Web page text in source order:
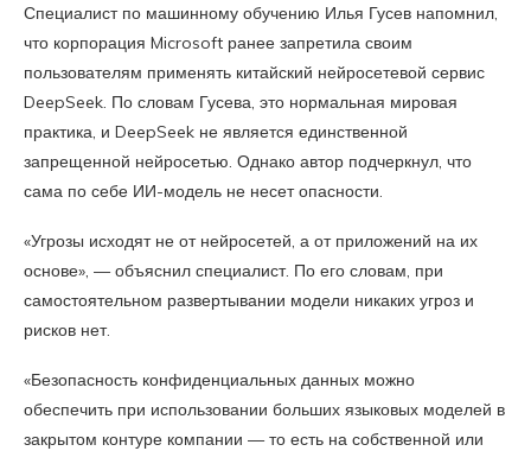
Специалист по машинному обучению Илья Гусев напомнил,
что корпорация Microsoft ранее запретила своим
пользователям применять китайский нейросетевой сервис
DeepSeek. По словам Гусева, это нормальная мировая
практика, и DeepSeek не является единственной
запрещенной нейросетью. Однако автор подчеркнул, что
сама по себе ИИ-модель не несет опасности.
«Угрозы исходят не от нейросетей, а от приложений на их
основе», — объяснил специалист. По его словам, при
самостоятельном развертывании модели никаких угроз и
рисков нет.
«Безопасность конфиденциальных данных можно
обеспечить при использовании больших языковых моделей в
закрытом контуре компании — то есть на собственной или